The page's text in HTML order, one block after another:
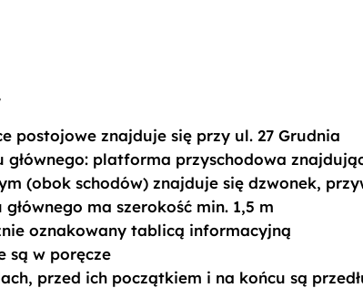
postojowe znajduje się przy ul. 27 Grudnia
głównego: platforma przyschodowa
(obok schodów) znajduje się dzwonek,
ma szerokość min. 1,5 m
oznakowany tablicą informacyjną
są w poręcze
przed ich początkiem i na końcu są